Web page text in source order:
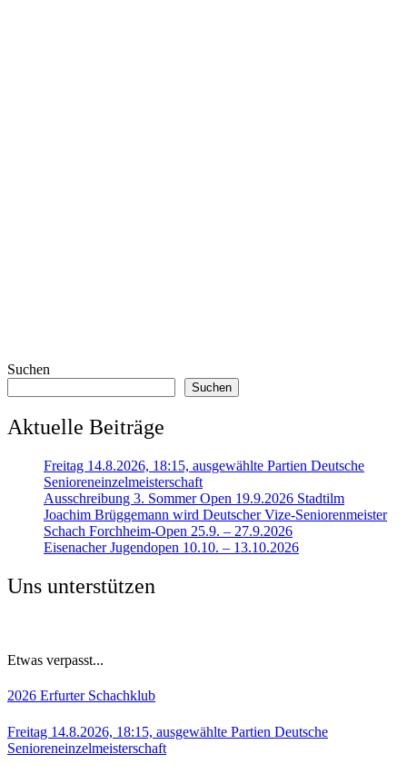
Suchen
Suchen
Aktuelle Beiträge
Freitag 14.8.2026, 18:15, ausgewählte Partien Deutsche
Senioreneinzelmeisterschaft
Ausschreibung 3. Sommer Open 19.9.2026 Stadtilm
Joachim Brüggemann wird Deutscher Vize-Seniorenmeister
Schach Forchheim-Open 25.9. – 27.9.2026
Eisenacher Jugendopen 10.10. – 13.10.2026
Uns unterstützen
Etwas verpasst...
2026 Erfurter Schachklub
Freitag 14.8.2026, 18:15, ausgewählte Partien Deutsche
Senioreneinzelmeisterschaft